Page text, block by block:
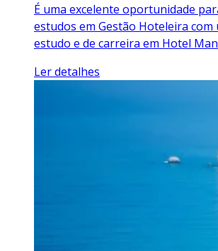
É uma excelente oportunidade
estudos em Gestão Hoteleira com
estudo e de carreira em Hotel
Ler detalhes